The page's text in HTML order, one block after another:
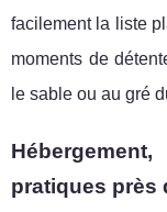
facilement la liste
moments de
le sable ou au gré
pratiques près